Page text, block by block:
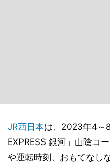
JR西日本は、2023年4～
EXPRESS 銀河」山陰コ
や運転時刻、おもてなし